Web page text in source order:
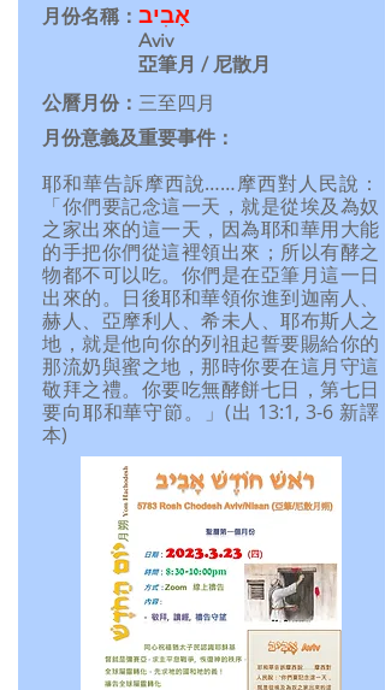
月份名稱： אָבִיב
Aviv
亞筆月 / 尼散月
公曆月份： 三至四月
月份意義及重要事件：
耶和華告訴摩西說……摩西對人民說：
「你們要記念這一天，就是從埃及為奴
之家出來的這一天，因為耶和華用大能
的手把你們從這裡領出來；所以有酵之
物都不可以吃。你們是在亞筆月這一日
出來的。日後耶和華領你進到迦南人、
赫人、亞摩利人、希未人、耶布斯人之
地，就是他向你的列祖起誓要賜給你的
那流奶與蜜之地，那時你要在這月守這
敬拜之禮。你要吃無酵餅七日，第七日
要向耶和華守節。」(出 13:1, 3-6 新譯
本)